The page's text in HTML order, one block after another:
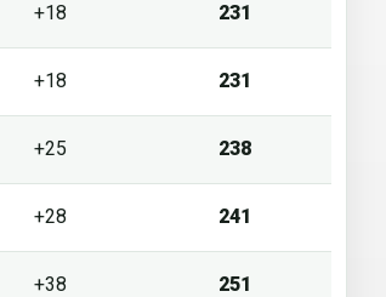
+18 231
+18 231
+25 238
+28 241
+38 251